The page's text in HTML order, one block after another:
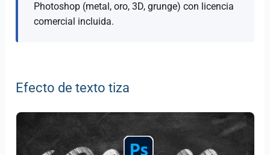
Photoshop (metal, oro, 3D, grunge) con licencia
comercial incluida.
Efecto de texto tiza